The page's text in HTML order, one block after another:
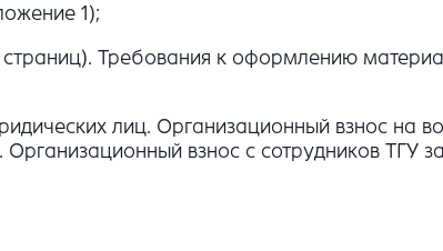
1);
Требования к оформлению
лиц. Организационный взнос
взнос с сотрудников ТГУ